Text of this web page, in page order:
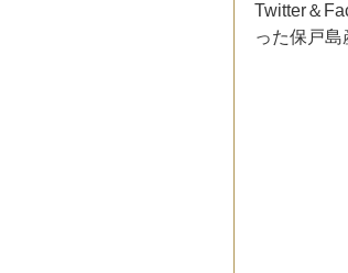
Twitter＆
った保戸